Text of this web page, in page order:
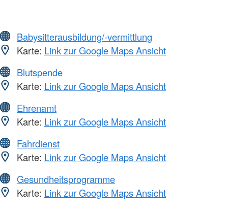
Babysitterausbildung/-vermittlung
Karte: Link zur Google Maps Ansicht
Blutspende
Karte: Link zur Google Maps Ansicht
Ehrenamt
Karte: Link zur Google Maps Ansicht
Fahrdienst
Karte: Link zur Google Maps Ansicht
Gesundheitsprogramme
Karte: Link zur Google Maps Ansicht